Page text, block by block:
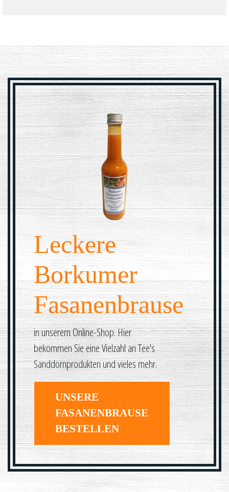
Leckere
Borkumer
Fasanenbrause
in unserem Online-Shop. Hier
bekommen Sie eine Vielzahl an Tee's
Sanddornprodukten und vieles mehr.
UNSERE
FASANENBRAUSE
BESTELLEN